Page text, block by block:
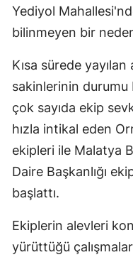
Yediyol
bilinmeyen bir
Kısa sürede
sakinlerinin
çok sayıda ekip
hızla intikal eden
ekipleri ile Malatya
Daire Başkanlığı
başlattı.
Ekiplerin alevleri
yürüttüğü